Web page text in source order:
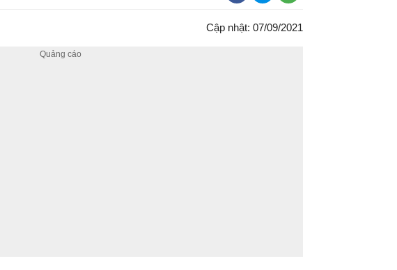
Cập nhật: 07/09/2021